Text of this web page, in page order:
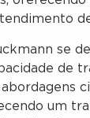
se
de
um